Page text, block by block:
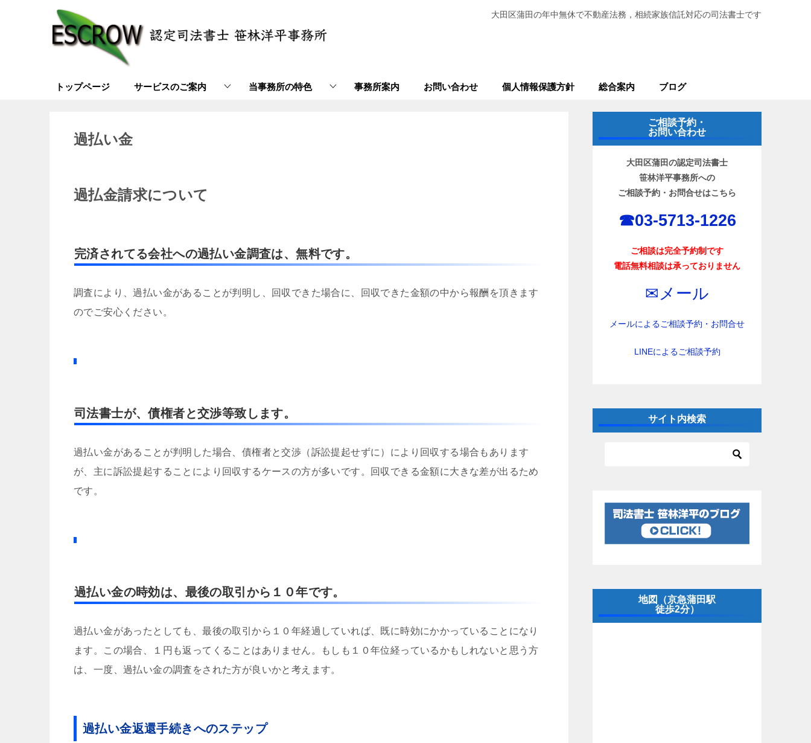
大田区蒲田の年中無休で不動産法務，相続家族信託対応の司法書士です
トップページ サービスのご案内 当事務所の特色 事務所案内 お問い合わせ 個人情報保護方針 総合案内 ブログ
過払い金
過払金請求について
完済されてる会社への過払い金調査は、無料です。
調査により、過払い金があることが判明し、回収できた場合に、回収できた金額の中から報酬を頂きます
のでご安心ください。
司法書士が、債権者と交渉等致します。
過払い金があることが判明した場合、債権者と交渉（訴訟提起せずに）により回収する場合もあります
が、主に訴訟提起することにより回収するケースの方が多いです。回収できる金額に大きな差が出るため
です。
過払い金の時効は、最後の取引から１０年です。
過払い金があったとしても、最後の取引から１０年経過していれば、既に時効にかかっていることになり
ます。この場合、１円も返ってくることはありません。もしも１０年位経っているかもしれないと思う方
は、一度、過払い金の調査をされた方が良いかと考えます。
過払い金返還手続きへのステップ
ご相談予約・
お問い合わせ
大田区蒲田の認定司法書士
笹林洋平事務所への
ご相談予約・お問合せはこちら
☎︎03-5713-1226
ご相談は完全予約制です
電話無料相談は承っておりません
✉︎メール
メールによるご相談予約・お問合せ
LINEによるご相談予約
サイト内検索
地図（京急蒲田駅
徒歩2分）